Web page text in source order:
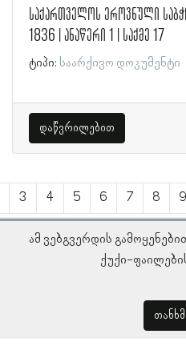
საქართველოს ეროვნული
1836 | ანაწერი 1 | საქმე 17
ტიპი: საარქივო დოკუმენტი
დაწვრილებით
3 4 5 6 7 8 9
ამ ვებგვერდის
ქუქი-